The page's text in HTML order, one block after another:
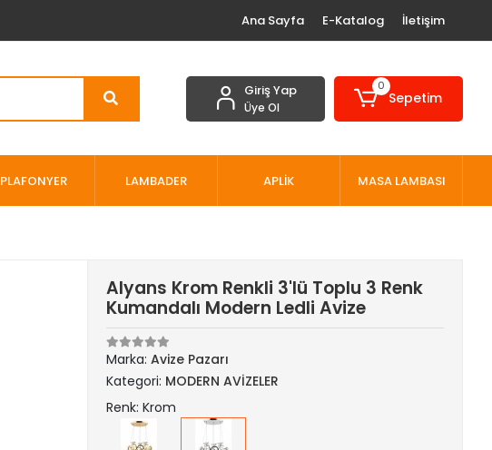
Ana Sayfa E-Katalog İletişim
Giriş Yap
Üye Ol
0
Sepetim
PLAFONYER LAMBADER APLİK MASA LAMBASI
Alyans Krom Renkli 3'lü Toplu 3 Renk
Kumandalı Modern Ledli Avize
Marka:Avize Pazarı
Kategori: MODERN AVİZELER
Renk: Krom